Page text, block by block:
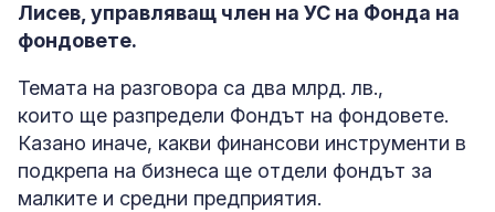
Лисев, управляващ член на УС на Фонда на
фондовете.
Темата на разговора са два млрд. лв.,
които ще разпредели Фондът на фондовете.
Казано иначе, какви финансови инструменти в
подкрепа на бизнеса ще отдели фондът за
малките и средни предприятия.